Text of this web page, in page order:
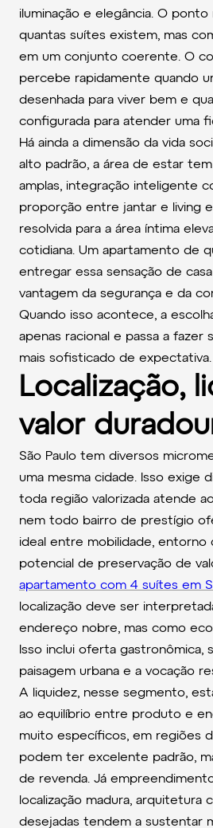
iluminação e elegância. O ponto
quantas suítes existem, mas
em um conjunto coerente. O
percebe rapidamente quando
desenhada para viver bem e
configurada para atender uma
Há ainda a dimensão da vida
alto padrão, a área de estar
amplas, integração inteligente
proporção entre jantar e living
resolvida para a área íntima
cotidiana. Um apartamento de
entregar essa sensação de
vantagem da segurança e da
Quando isso acontece, a
apenas racional e passa a fazer
mais sofisticado de expectativa.
Localização,
valor
São Paulo tem diversos
uma mesma cidade. Isso exige
toda região valorizada atende
nem todo bairro de prestígio
ideal entre mobilidade, entorno
potencial de preservação de
apartamento com 4 suítes em
localização deve ser
endereço nobre, mas como
Isso inclui oferta gastronômica,
paisagem urbana e a vocação
A liquidez, nesse segmento,
ao equilíbrio entre produto e
muito específicos, em regiões
podem ter excelente padrão,
de revenda. Já
localização madura, arquitetura
desejadas tendem a sustentar